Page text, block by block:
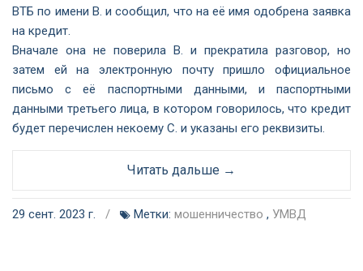
ВТБ по имени В. и сообщил, что на её имя одобрена заявка
на кредит.
Вначале она не поверила В. и прекратила разговор, но
затем ей на электронную почту пришло официальное
письмо с её паспортными данными, и паспортными
данными третьего лица, в котором говорилось, что кредит
будет перечислен некоему С. и указаны его реквизиты.
Читать дальше →
29 сент. 2023 г. / Метки: мошенничество , УМВД